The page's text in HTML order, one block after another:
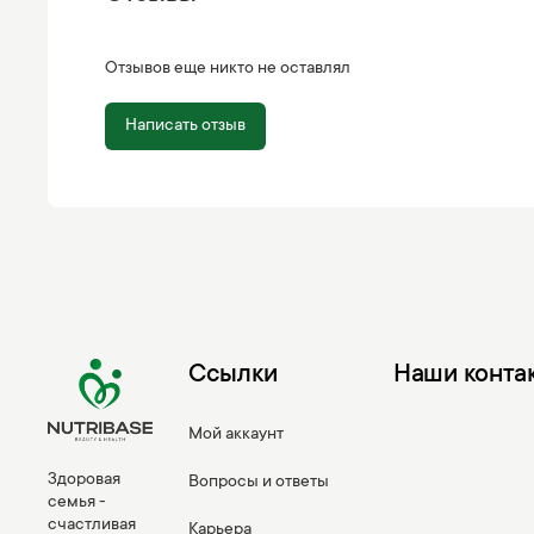
Отзывов еще никто не оставлял
Написать отзыв
Здоровая
семья -
счастливая
Ссылки
Мой аккаунт
Вопросы и ответы
Наши